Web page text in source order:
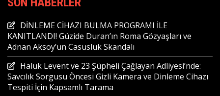
DİNLEME CİHAZI BULMA PROGRAMI İLE
KANITLANDI! Güzide Duran’ın Roma Gözyaşları ve
Adnan Aksoy’un Casusluk Skandalı
Haluk Levent ve 23 Şüpheli Çağlayan Adliyesi’nde:
Savcılık Sorgusu Öncesi Gizli Kamera ve Dinleme Cihazı
Tespiti İçin Kapsamlı Tarama